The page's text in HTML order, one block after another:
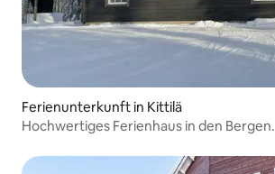
Ferienunterkunft in Kittilä
Hochwertiges Ferienhaus in den Bergen.